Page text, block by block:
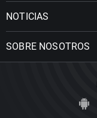
NOTICIAS
SOBRE NOSOTROS